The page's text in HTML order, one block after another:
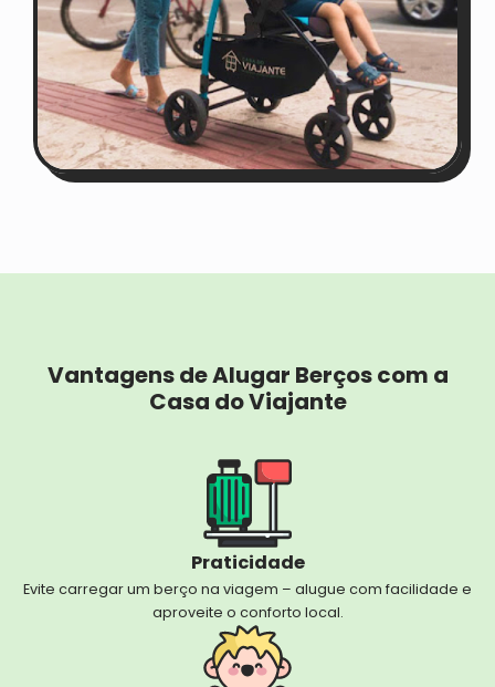
Vantagens de Alugar Berços com a
Casa do Viajante
Praticidade
Evite carregar um berço na viagem – alugue com facilidade e
aproveite o conforto local.